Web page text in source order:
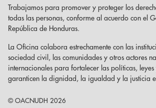
Trabajamos para promover y proteger los
todas las personas, conforme al acuerdo con el
República de Honduras.
La Oficina colabora estrechamente con las
sociedad civil, las comunidades y otros actores
internacionales para fortalecer las políticas,
garanticen la dignidad, la igualdad y la justicia
© OACNUDH 2026